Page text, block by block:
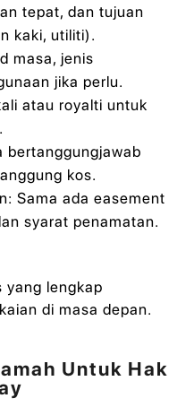
tepat, dan tujuan
kaki, utiliti).
masa, jenis
jika perlu.
atau royalti untuk
bertanggungjawab
kos.
Sama ada easement
syarat penamatan.
yang lengkap
di masa depan.
Untuk Hak